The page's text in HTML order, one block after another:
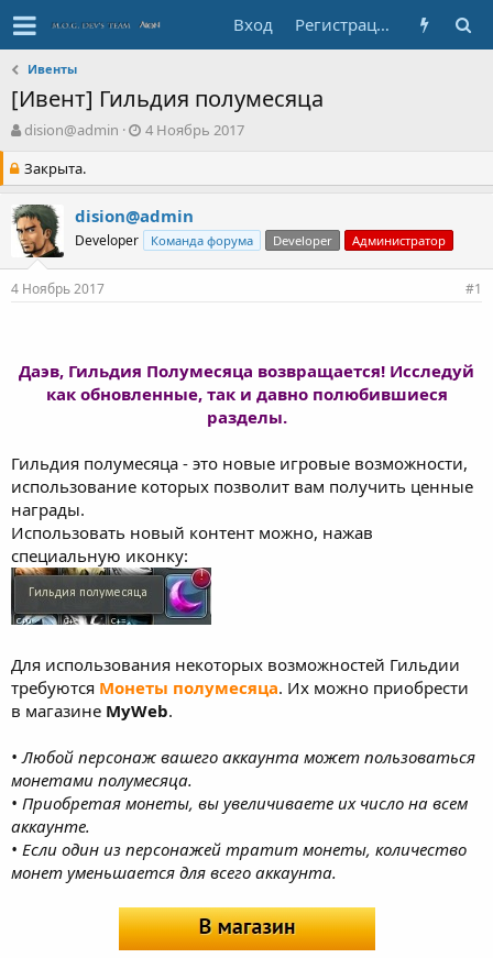
Вход Регистрация
Ивенты
[Ивент] Гильдия полумесяца
А
т
о
р
т
е
м
ы
dision@admin
Д
а
о
з
д
4 Ноябрь 2017
Закрыта.
dision@admin
Developer Команда форума Developer Администратор
4 Ноябрь 2017 #1
Даэв, Гильдия Полумесяца возвращается! Исследуй
как обновленные, так и давно полюбившиеся
разделы.
Гильдия полумесяца - это новые игровые возможности,
использование которых позволит вам получить ценные
награды.
Использовать новый контент можно, нажав
специальную иконку:
Для использования некоторых возможностей Гильдии
требуются Монеты полумесяца. Их можно приобрести
в магазине MyWeb.
• Любой персонаж вашего аккаунта может пользоваться
монетами полумесяца.
• Приобретая монеты, вы увеличиваете их число на всем
аккаунте.
• Если один из персонажей тратит монеты, количество
монет уменьшается для всего аккаунта.